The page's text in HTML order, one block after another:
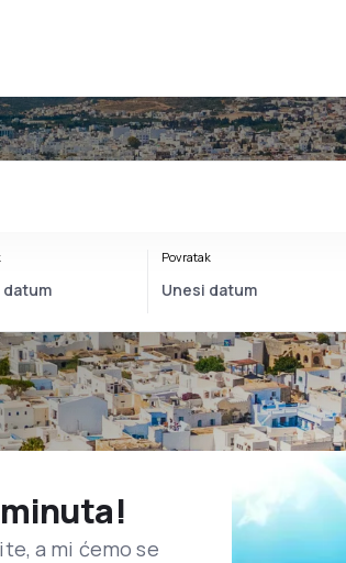
Povratak
a mi ćemo se